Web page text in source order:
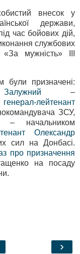
внесок у
держави,
час бойових дій,
службових
мужність» ІІІ
були призначені:
–
генерал-лейтенант
ЗСУ,
– начальником
Олександр
сил на Донбасі.
про призначення
на посаду
›